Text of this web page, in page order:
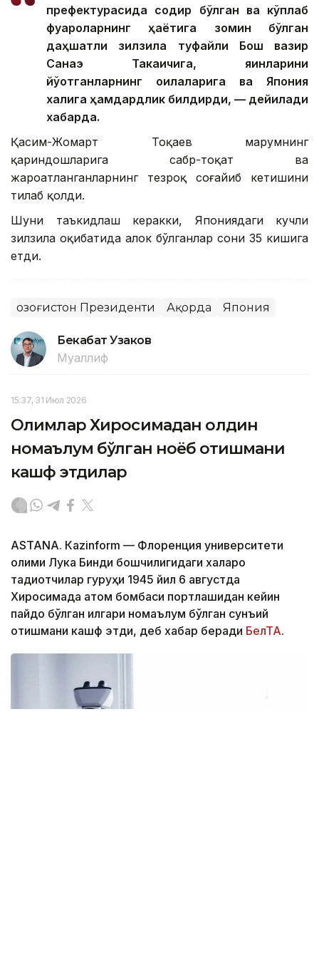
префектурасида содир бўлган ва кўплаб
фуқароларнинг ҳаётига зомин бўлган
даҳшатли зилзила туфайли Бош вазир
Санаэ Такаичига, яқинларини
йўқотганларнинг оилаларига ва Япония
халқига ҳамдардлик билдирди, — дейилади
хабарда.
Қасим-Жомарт Тоқаев марҳумнинг
қариндошларига сабр-тоқат ва
жароҳатланганларнинг тезроқ соғайиб кетишини
тилаб қолди.
Шуни таъкидлаш керакки, Япониядаги кучли
зилзила оқибатида ҳалок бўлганлар сони 35 кишига
етди.
Қозоғистон Президенти Ақорда Япония
Бекабат Узаков
Муаллиф
15:37, 31 Июл 2026
Олимлар Хиросимадан олдин
номаълум бўлган ноёб қотишмани
кашф этдилар
ASTANА. Кazinform — Флоренция университети
олими Лука Бинди бошчилигидаги халқаро
тадқиқотчилар гуруҳи 1945 йил 6 августда
Хиросимада атом бомбаси портлашидан кейин
пайдо бўлган илгари номаълум бўлган сунъий
қотишмани кашф этди, деб хабар беради БелТА.